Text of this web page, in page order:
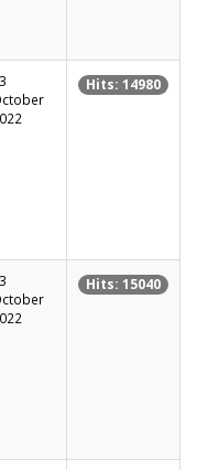
Hits: 14980
Hits: 15040